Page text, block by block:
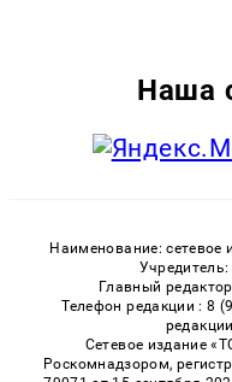
Наша
Наименование: сетевое
Главный
Телефон редакции : 8
Сетевое издание
Роскомнадзором,